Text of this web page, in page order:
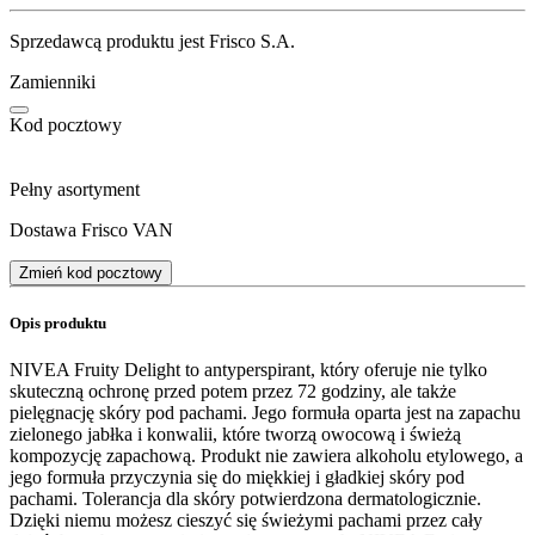
Sprzedawcą produktu jest Frisco S.A.
Zamienniki
Kod pocztowy
Pełny asortyment
Dostawa Frisco VAN
Zmień kod pocztowy
Opis produktu
NIVEA Fruity Delight to antyperspirant, który oferuje nie tylko
skuteczną ochronę przed potem przez 72 godziny, ale także
pielęgnację skóry pod pachami. Jego formuła oparta jest na zapachu
zielonego jabłka i konwalii, które tworzą owocową i świeżą
kompozycję zapachową. Produkt nie zawiera alkoholu etylowego, a
jego formuła przyczynia się do miękkiej i gładkiej skóry pod
pachami. Tolerancja dla skóry potwierdzona dermatologicznie.
Dzięki niemu możesz cieszyć się świeżymi pachami przez cały